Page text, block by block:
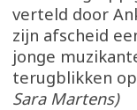
verteld door
zijn afscheid
jonge
terugblikken
Sara Martens)